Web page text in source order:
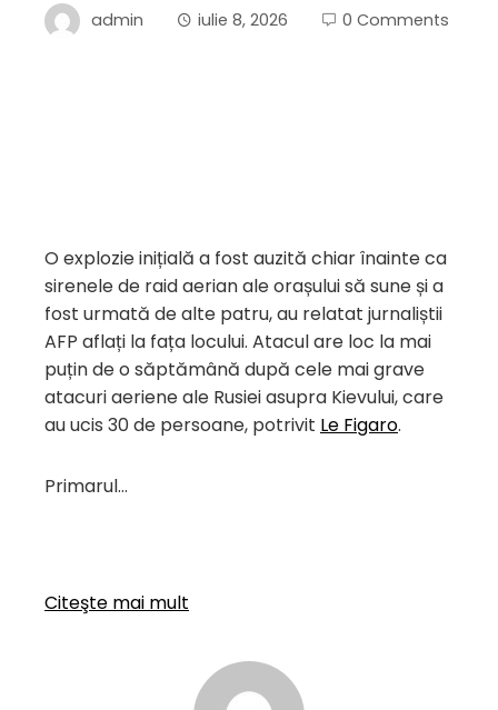
admin iulie 8, 2026 0 Comments
O explozie inițială a fost auzită chiar înainte ca
sirenele de raid aerian ale orașului să sune și a
fost urmată de alte patru, au relatat jurnaliștii
AFP aflați la fața locului. Atacul are loc la mai
puțin de o săptămână după cele mai grave
atacuri aeriene ale Rusiei asupra Kievului, care
au ucis 30 de persoane, potrivit Le Figaro.
Primarul…
Citeşte mai mult